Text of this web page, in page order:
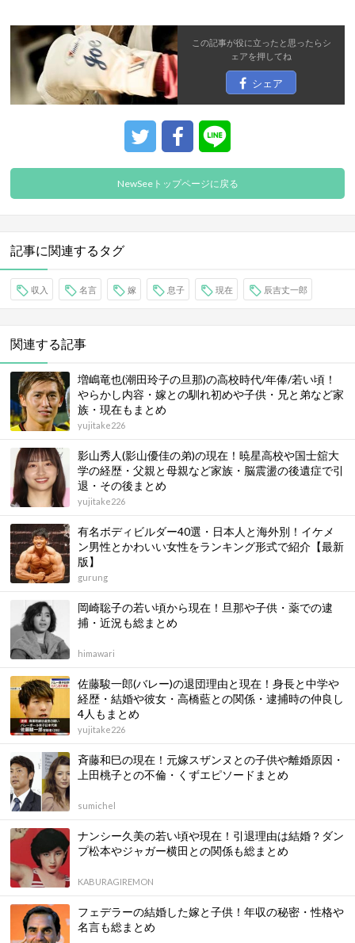
この記事が役に立ったと思ったらシ
ェアを押してね
シェア
NewSeeトップページに戻る
記事に関連するタグ
収入 名言 嫁 息子 現在 辰吉丈一郎
関連する記事
増嶋竜也(潮田玲子の旦那)の高校時代/年俸/若い頃！
やらかし内容・嫁との馴れ初めや子供・兄と弟など家
族・現在もまとめ
yujitake226
影山秀人(影山優佳の弟)の現在！暁星高校や国士舘大
学の経歴・父親と母親など家族・脳震盪の後遺症で引
退・その後まとめ
yujitake226
有名ボディビルダー40選・日本人と海外別！イケメ
ン男性とかわいい女性をランキング形式で紹介【最新
版】
gurung
岡崎聡子の若い頃から現在！旦那や子供・薬での逮
捕・近況も総まとめ
himawari
佐藤駿一郎(バレー)の退団理由と現在！身長と中学や
経歴・結婚や彼女・高橋藍との関係・逮捕時の仲良し
4人もまとめ
yujitake226
斉藤和巳の現在！元嫁スザンヌとの子供や離婚原因・
上田桃子との不倫・くずエピソードまとめ
sumichel
ナンシー久美の若い頃や現在！引退理由は結婚？ダン
プ松本やジャガー横田との関係も総まとめ
KABURAGIREMON
フェデラーの結婚した嫁と子供！年収の秘密・性格や
名言も総まとめ